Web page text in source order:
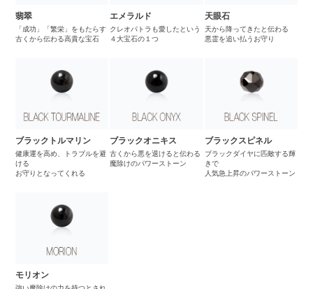
翡翠
「成功」「繁栄」をもたらす
古くから伝わる高貴な宝石
エメラルド
クレオパトラも愛したという
４大宝石の１つ
天眼石
天から降ってきたと伝わる
悪霊を追い払うお守り
ブラックトルマリン
健康運を高め、トラブルを避
ける
お守りとなってくれる
ブラックオニキス
古くから悪を退けると伝わる
魔除けのパワーストーン
ブラックスピネル
ブラックダイヤに匹敵する輝
きで
人気急上昇のパワーストーン
モリオン